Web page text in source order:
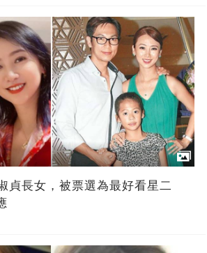
貞長女，被票選為最好看星二